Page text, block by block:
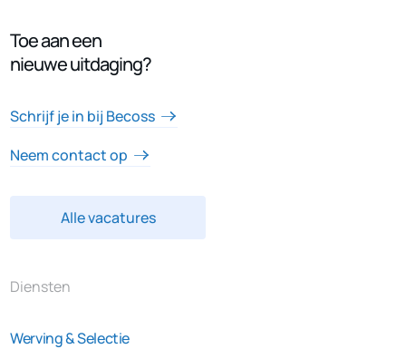
Toe aan een
nieuwe uitdaging?
Schrijf je in bij Becoss
Neem contact op
Alle vacatures
Diensten
Werving & Selectie